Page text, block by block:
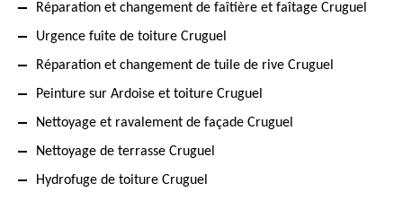
Réparation et changement de faîtière et faîtage Cruguel
Urgence fuite de toiture Cruguel
Réparation et changement de tuile de rive Cruguel
Peinture sur Ardoise et toiture Cruguel
Nettoyage et ravalement de façade Cruguel
Nettoyage de terrasse Cruguel
Hydrofuge de toiture Cruguel